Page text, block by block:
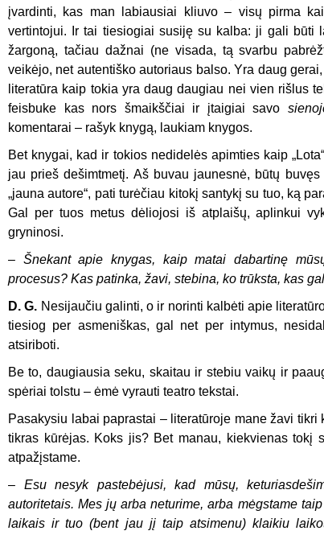
įvardinti, kas man labiausiai kliuvo – visų pirma
vertintojui. Ir tai tiesiogiai susiję su kalba: ji gali būti
žargoną, tačiau dažnai (ne visada, tą svarbu
veikėjo, net autentiško autoriaus balso. Yra daug
literatūra kaip tokia yra daug daugiau nei vien rišlus
feisbuke kas nors šmaikščiai ir įtaigiai savo
komentarai – rašyk knygą, laukiam knygos.
Bet knygai, kad ir tokios nedidelės apimties kaip
jau prieš dešimtmetį. Aš buvau jaunesnė, būtų
„jauna autore“, pati turėčiau kitokį santykį su tuo, ką
Gal per tuos metus dėliojosi iš atplaišų, aplinkui
gryninosi.
– Šnekant apie knygas, kaip matai dabartinę
procesus? Kas patinka, žavi, stebina, ko trūksta, kas
D. G. Nesijaučiu galinti, o ir norinti kalbėti apie
tiesiog per asmeniškas, gal net per intymus,
atsiriboti.
Be to, daugiausia seku, skaitau ir stebiu vaikų ir
spėriai tolstu – ėmė vyrauti teatro tekstai.
Pasakysiu labai paprastai – literatūroje mane žavi
tikras kūrėjas. Koks jis? Bet manau, kiekvienas tokį
atpažįstame.
– Esu nesyk pastebėjusi, kad mūsų,
autoritetais. Mes jų arba neturime, arba mėgstame
laikais ir tuo (bent jau jį taip atsimenu) klaikiu